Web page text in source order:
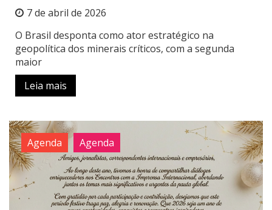
7 de abril de 2026
O Brasil desponta como ator estratégico na
geopolítica dos minerais críticos, com a segunda
maior
Leia mais
Agenda Agenda